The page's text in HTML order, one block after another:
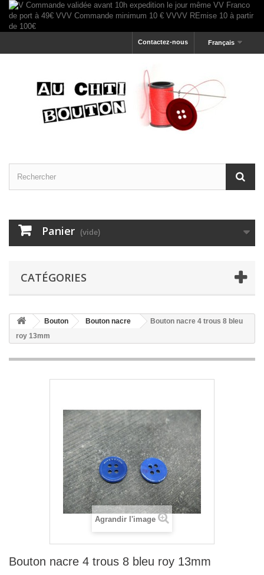
Français
Contactez-nous
Panier (vide)
CATÉGORIES
Bouton Bouton nacre
Bouton nacre 4 trous 8 bleu
roy 13mm
Agrandir l'image
Bouton nacre 4 trous 8 bleu roy 13mm